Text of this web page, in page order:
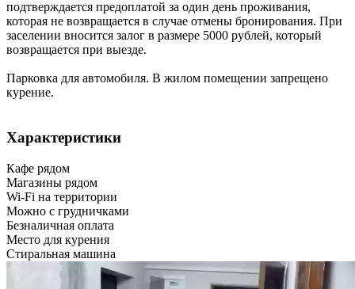
подтверждается предоплатой за один день проживания,
которая не возвращается в случае отмены бронирования. При
заселении вносится залог в размере 5000 рублей, который
возвращается при выезде.
Парковка для автомобиля. В жилом помещении запрещено
курение.
Характеристики
Кафе рядом
Магазины рядом
Wi-Fi на территории
Можно с грудничками
Безналичная оплата
Место для курения
Стиральная машина